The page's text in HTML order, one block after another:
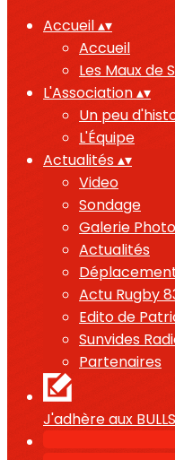
Accueil▴▾
Accueil
Les Maux de
L'Association▴▾
Un peu
L'Équipe
Actualités▴▾
Video
Sondage
Galerie Photo
Actualités
Actu Rugby
Edito de
Sunvides
Partenaires
J'adhère aux BULLS